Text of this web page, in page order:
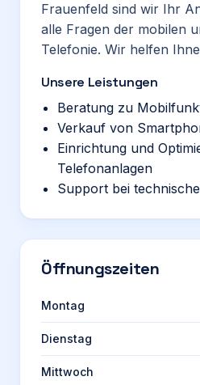
Frauenfeld sind wir Ihr
alle Fragen der mobilen
Telefonie. Wir helfen
Unsere Leistungen
Beratung zu
Verkauf von
Einrichtung und
Telefonanlagen
Support bei
Öffnungszeiten
Montag
Dienstag
Mittwoch